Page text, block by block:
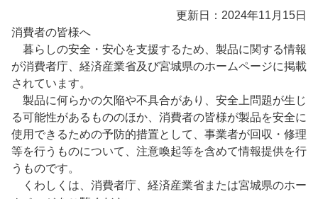
更新日：2024年11月15日
消費者の皆様へ
暮らしの安全・安心を支援するため、製品に関する情報
が消費者庁、経済産業省及び宮城県のホームページに掲載
されています。
製品に何らかの欠陥や不具合があり、安全上問題が生じ
る可能性があるもののほか、消費者の皆様が製品を安全に
使用できるための予防的措置として、事業者が回収・修理
等を行うものについて、注意喚起等を含めて情報提供を行
うものです。
くわしくは、消費者庁、経済産業省または宮城県のホー